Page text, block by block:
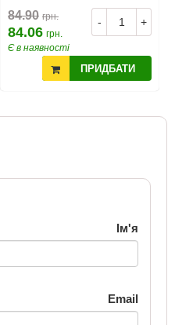
- +
84.90 грн.
84.06 грн.
Є в наявності
ПРИДБАТИ
Ім'я
Email